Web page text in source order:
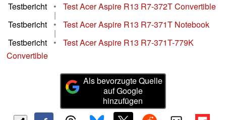
Testbericht
• Test Acer Aspire R13 R7-372T Convertible
|
Testbericht
• Test Acer Aspire R13 R7-371T Notebook
|
Testbericht
•
Test Acer Aspire R13 R7-371T-779K
Convertible
Als bevorzugte Quelle
auf Google
hinzufügen